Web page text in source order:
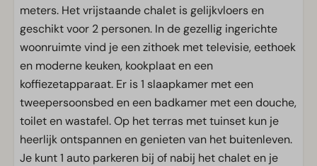
meters. Het vrijstaande chalet is gelijkvloers en
geschikt voor 2 personen. In de gezellig ingerichte
woonruimte vind je een zithoek met televisie, eethoek
en moderne keuken, kookplaat en een
koffiezetapparaat. Er is 1 slaapkamer met een
tweepersoonsbed en een badkamer met een douche,
toilet en wastafel. Op het terras met tuinset kun je
heerlijk ontspannen en genieten van het buitenleven.
Je kunt 1 auto parkeren bij of nabij het chalet en je